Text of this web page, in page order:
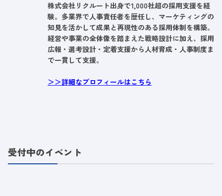
株式会社リクルート出身で1,000社超の採用支援を経
験。多業界で人事責任者を歴任し、マーケティングの
知見を活かして成果と再現性のある採用体制を構築。
経営や事業の全体像を踏まえた戦略設計に加え、採用
広報・選考設計・定着支援から人材育成・人事制度ま
で一貫して支援。
＞＞詳細なプロフィールはこちら
受付中のイベント